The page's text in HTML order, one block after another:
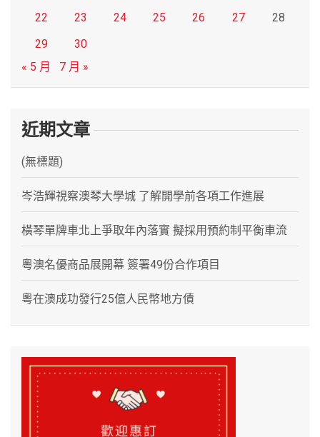
22
23 24 25 26 27
28
29
30
« 5 月
7 月 »
近期文章
(無標題)
岑浩輝視察澳琴大學城 了解開學前各項工作進展
橫琴單牌車北上爭取年內落實 擬採用預約制平衡車流
粵澳名優商品展開幕 簽署49份合作項目
粵在澳成功發行25億人民幣地方債